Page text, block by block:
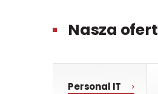
Nasza
Personal IT